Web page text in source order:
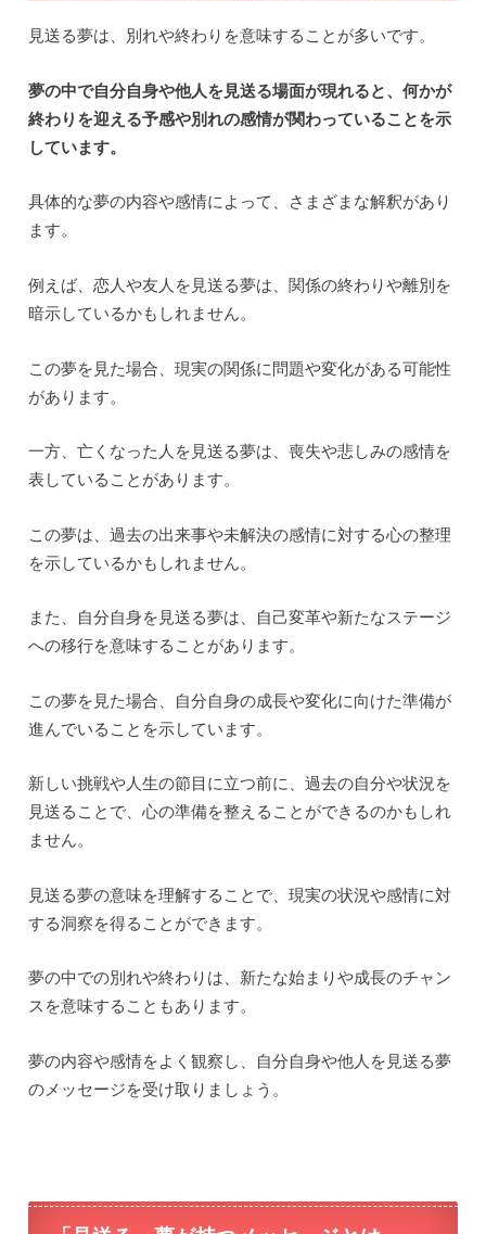
見送る夢は、別れや終わりを意味することが多いです。
夢の中で自分自身や他人を見送る場面が現れると、何かが
終わりを迎える予感や別れの感情が関わっていることを示
しています。
具体的な夢の内容や感情によって、さまざまな解釈があり
ます。
例えば、恋人や友人を見送る夢は、関係の終わりや離別を
暗示しているかもしれません。
この夢を見た場合、現実の関係に問題や変化がある可能性
があります。
一方、亡くなった人を見送る夢は、喪失や悲しみの感情を
表していることがあります。
この夢は、過去の出来事や未解決の感情に対する心の整理
を示しているかもしれません。
また、自分自身を見送る夢は、自己変革や新たなステージ
への移行を意味することがあります。
この夢を見た場合、自分自身の成長や変化に向けた準備が
進んでいることを示しています。
新しい挑戦や人生の節目に立つ前に、過去の自分や状況を
見送ることで、心の準備を整えることができるのかもしれ
ません。
見送る夢の意味を理解することで、現実の状況や感情に対
する洞察を得ることができます。
夢の中での別れや終わりは、新たな始まりや成長のチャン
スを意味することもあります。
夢の内容や感情をよく観察し、自分自身や他人を見送る夢
のメッセージを受け取りましょう。